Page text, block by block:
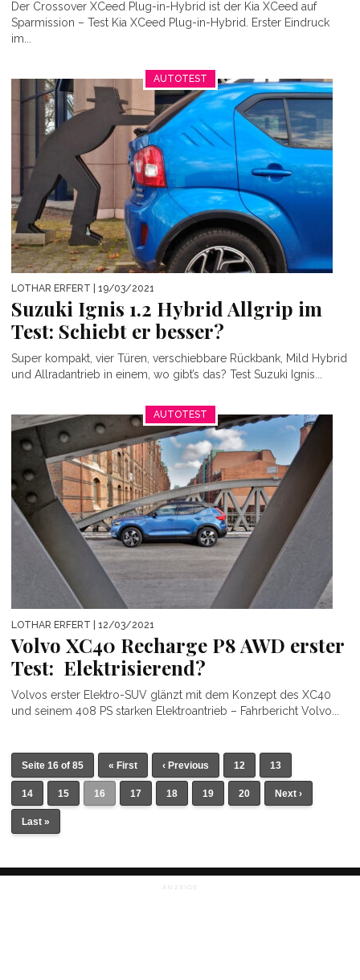
Der Crossover XCeed Plug-in-Hybrid ist der Kia XCeed auf
Sparmission – Test Kia XCeed Plug-in-Hybrid. Erster Eindruck
im...
AUTOTEST
LOTHAR ERFERT | 19/03/2021
Suzuki Ignis 1.2 Hybrid Allgrip im
Test: Schiebt er besser?
Super kompakt, vier Türen, verschiebbare Rückbank, Mild Hybrid
und Allradantrieb in einem, wo gibt’s das? Test Suzuki Ignis...
AUTOTEST
LOTHAR ERFERT | 12/03/2021
Volvo XC40 Recharge P8 AWD erster
Test: Elektrisierend?
Volvos erster Elektro-SUV glänzt mit dem Konzept des XC40
und seinem 408 PS starken Elektroantrieb – Fahrbericht Volvo...
Seite 16 of 85 « First ‹ Previous 12 13
14 15 16 17 18 19 20 Next ›
Last »
ANZEIGE